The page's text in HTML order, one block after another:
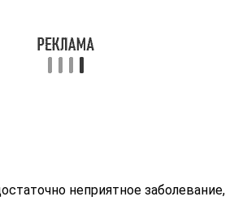
неприятное заболевание,